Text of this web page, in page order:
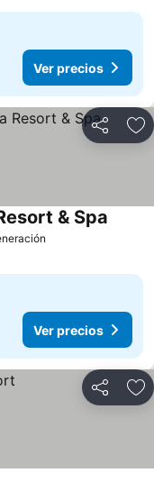
Ver precios
Compartir
& Spa
Ver precios
Compartir